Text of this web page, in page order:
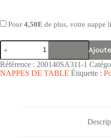
Pour 4,50E de plus, votre nappe
quantité
de
Nappe
de
table
Référence : 200140SA311-1
NAPPES DE TABLE Étiquette :